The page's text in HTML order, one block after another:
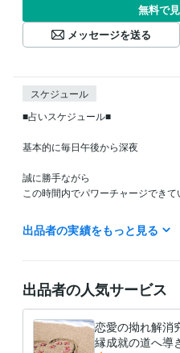
無料で
メッセージを送る
スケジュール
■占いスケジュール■
基本的に毎日午後から深夜
誠に勝手ながら
この時間内でパワーチャージできて
経験職種
営業 / 海外営業 経験年数 : 4年
ライフスタイル・その他 / マッサー
年
ライフスタイル・その他 / カウン
出品者の実績をもっと見る
出品者の人気サービス
恋愛の拗れ解消
縁成就の道へ導